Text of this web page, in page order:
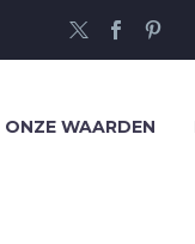
ONZE WAARDEN